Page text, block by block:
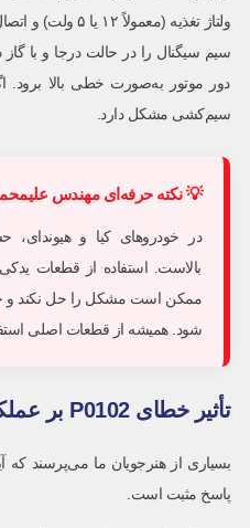
ولتاژ تغذیه
سیم سیگنال را در حالت درجا و با گاز
دور موتور به‌صورت خطی بالا برود.
سیم‌کشی مشکل دارد.
بالاست. استفاده از قطعات یدکی
ممکن است مشکل را حل نکند و
شود. همیشه از قطعات اصلی
تأثیر خطای P0102 بر عملکرد گیربکس اتوماتیک
بسیاری از هنرجویان ما می‌پرسند که
پاسخ مثبت است.